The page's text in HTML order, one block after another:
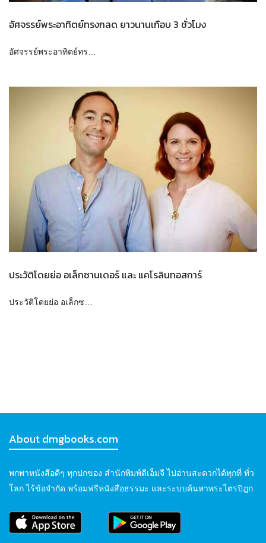
อัศจรรย์พระอาทิตย์ทรงกลด ยาวนานเกือบ 3 ชั่วโมง
อัศจรรย์พระอาทิตย์ทร…
ประวัติโดยย่อ อเล็กซานเดอร์ และ แคโรลินทอสการ์
ประวัติโดยย่อ อเล็กซ…
About dmgbooks.com
พกพาหนังสือดีๆ ทุกปกของ สำนักพิมพ์ดีเอ็มจี ไปอ่านสะดวกได้ทุกที่ ทั่ว
โลก ไร้ข้อจำกัด พร้อมฟรีหนังสือธรรมะ และระบบค้นหาพระไตรปิฎก